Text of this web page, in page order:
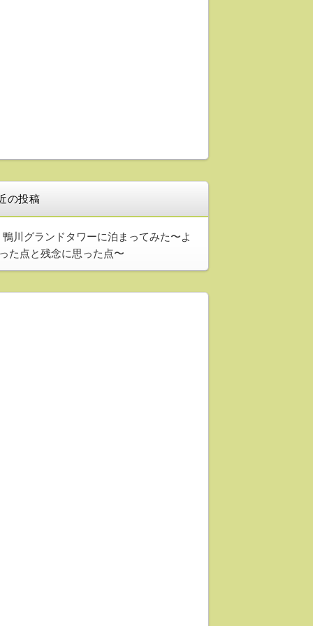
の投稿
鴨川グランドタワーに泊まってみた〜よ
た点と残念に思った点〜